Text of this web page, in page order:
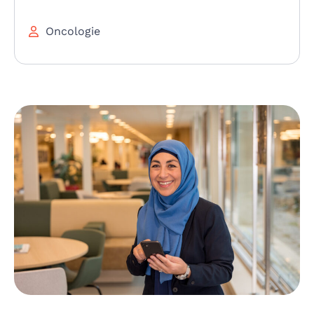
Oncologie